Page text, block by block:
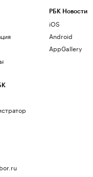
РБК Новости
iOS
Android
AppGallery